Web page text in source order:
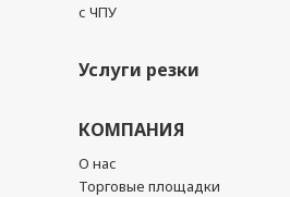
с ЧПУ
Услуги резки
КОМПАНИЯ
О нас
Торговые площадки